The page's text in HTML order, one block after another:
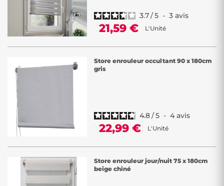
3.7/5 - 3 avis
21,59 € L'Unité
Store enrouleur occultant 90 x 180cm
gris
4.8/5 - 4 avis
22,99 € L'Unité
Store enrouleur jour/nuit 75 x 180cm
beige chiné